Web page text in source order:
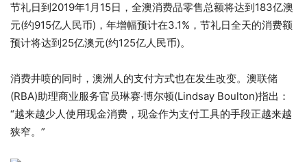
节礼日到2019年1月15日，全澳消费品零售总额将达到183亿澳
元(约915亿人民币)，年增幅预计在3.1%，节礼日全天的消费额
预计将达到25亿澳元(约125亿人民币)。
消费井喷的同时，澳洲人的支付方式也在发生改变。澳联储
(RBA)助理商业服务官员琳赛·博尔顿(Lindsay Boulton)指出：
“越来越少人使用现金消费，现金作为支付工具的手段正越来越
狭窄。”